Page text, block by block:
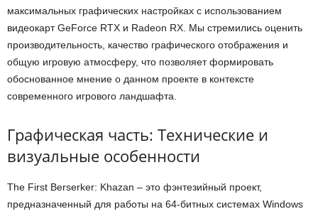
максимальных графических настройках с использованием
видеокарт GeForce RTX и Radeon RX. Мы стремились оценить
производительность, качество графического отображения и
общую игровую атмосферу, что позволяет формировать
обоснованное мнение о данном проекте в контексте
современного игрового ландшафта.
Графическая часть: Технические и
визуальные особенности
The First Berserker: Khazan – это фэнтезийный проект,
предназначенный для работы на 64-битных системах Windows